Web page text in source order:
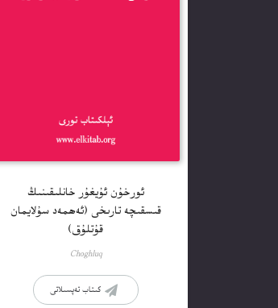
ئورخۇن ئۇيغۇر خانلىقىنىڭ
قىسقىچە تارىخى (ئەھمەد سۇلايمان
قۇتلۇق)
Choghluq
كىتاب تەپسىلاتى